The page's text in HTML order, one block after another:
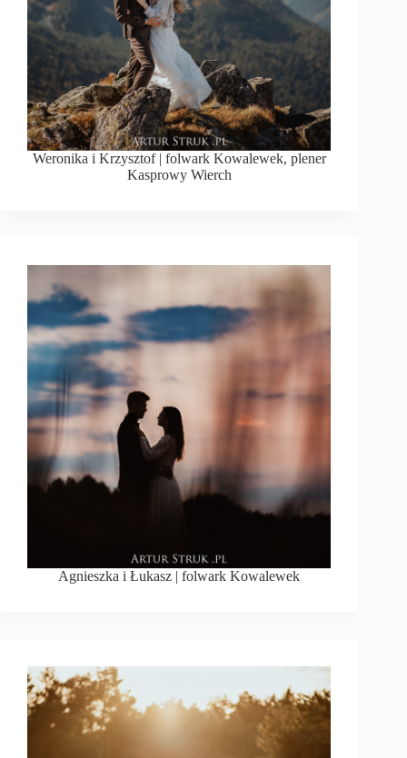
Weronika i Krzysztof | folwark Kowalewek, plener
Kasprowy Wierch
Agnieszka i Łukasz | folwark Kowalewek